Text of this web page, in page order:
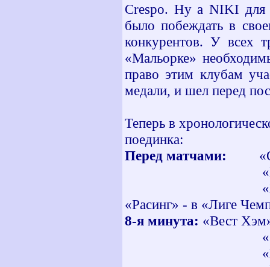
Crespo. Ну а NIKI для
было побеждать в
конкурентов. У всех
«Мальорке»
право этим клубам
медали, и шел перед
Теперь в
поединка:
Перед матчами:
«Мальорка»
«Бенфика» -
«Расинг» - в «Лиге
8-я минута: «Вест
«Овьедо» -
«Мальорка»